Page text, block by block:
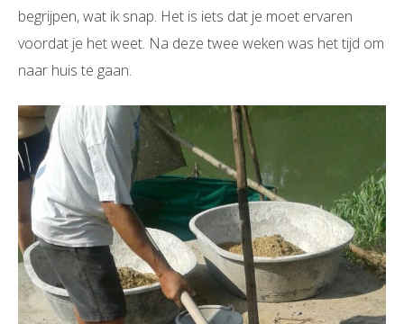
begrijpen, wat ik snap. Het is iets dat je moet ervaren
voordat je het weet. Na deze twee weken was het tijd om
naar huis te gaan.